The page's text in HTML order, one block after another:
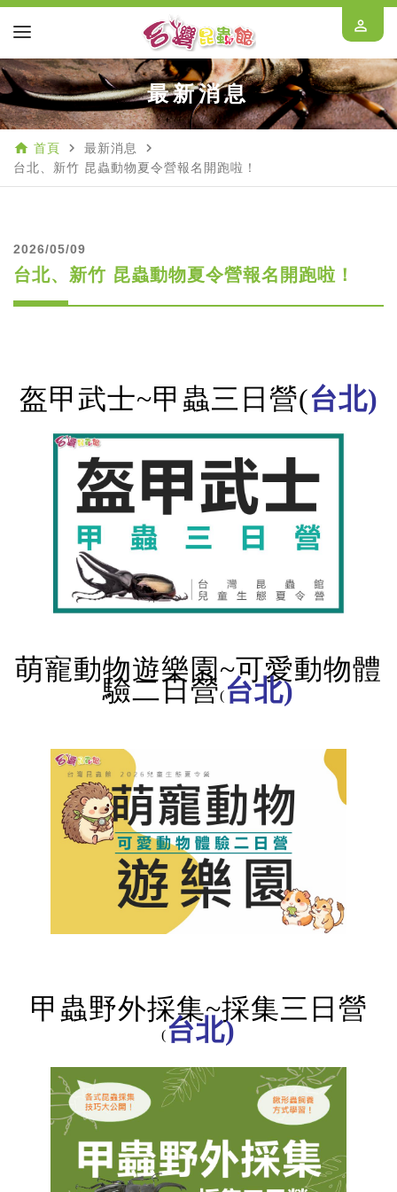
perm_identity
最新消息
home 首頁 navigate_next 最新消息 navigate_next
台北、新竹 昆蟲動物夏令營報名開跑啦！
2026/05/09
台北、新竹 昆蟲動物夏令營報名開跑啦！
盔甲武士~甲蟲三日營(台北)
萌寵動物遊樂園~可愛動物體
驗二日營( 台北)
甲蟲野外採集~採集三日營
( 台北)